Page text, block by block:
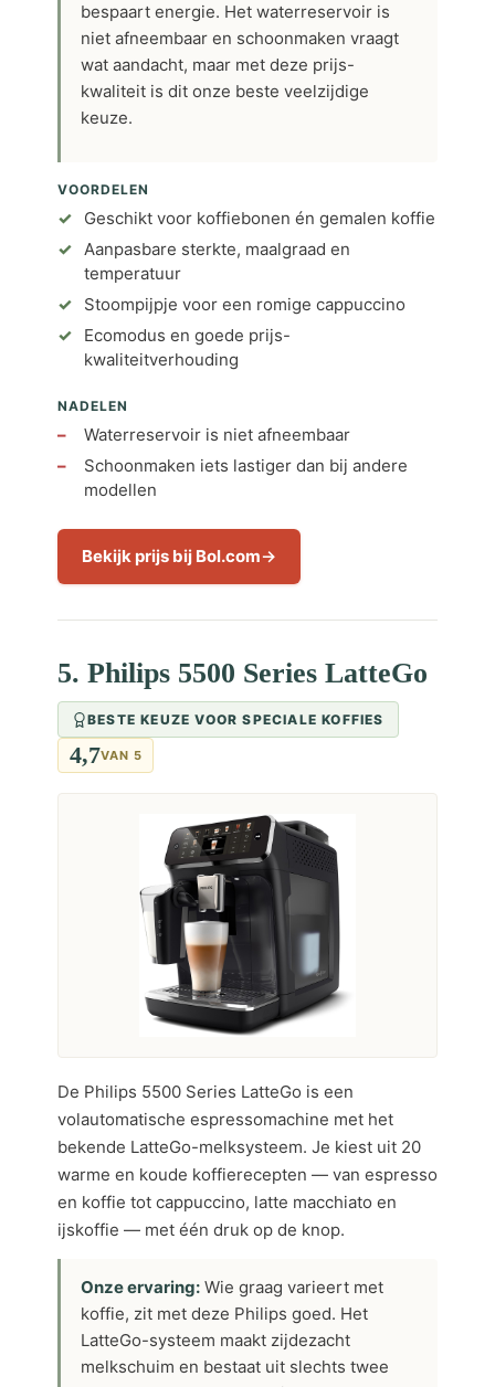
bespaart energie. Het waterreservoir is
niet afneembaar en schoonmaken vraagt
wat aandacht, maar met deze prijs-
kwaliteit is dit onze beste veelzijdige
keuze.
VOORDELEN
Geschikt voor koffiebonen én gemalen koffie
Aanpasbare sterkte, maalgraad en
temperatuur
Stoompijpje voor een romige cappuccino
Ecomodus en goede prijs-
kwaliteitverhouding
NADELEN
Waterreservoir is niet afneembaar
Schoonmaken iets lastiger dan bij andere
modellen
Bekijk prijs bij Bol.com
5. Philips 5500 Series LatteGo
BESTE KEUZE VOOR SPECIALE KOFFIES
4,7VAN 5
De Philips 5500 Series LatteGo is een
volautomatische espressomachine met het
bekende LatteGo-melksysteem. Je kiest uit 20
warme en koude koffierecepten — van espresso
en koffie tot cappuccino, latte macchiato en
ijskoffie — met één druk op de knop.
Onze ervaring: Wie graag varieert met
koffie, zit met deze Philips goed. Het
LatteGo-systeem maakt zijdezacht
melkschuim en bestaat uit slechts twee